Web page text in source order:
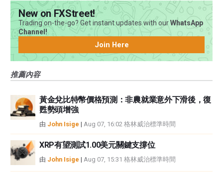
觀點，並不代表FXStreet或其廣告商的官方政策或立場。作者不對本頁連結的
資訊負責。
如果文章正文中沒有明確提到，在撰寫本文時，作者在本文中提到的任何股票
中都沒有頭寸，也沒有與文中提到的任何公司有業務關係。除了FXStreet，作
者沒有收到撰寫這篇文章的報酬。
性不作任何陳述。FXStreet和作者將不承擔任何錯誤，遺漏或任何損失，傷害
FXStreet並非註冊投資顧問，本文內容無意提供任何投資建議。
New on FXStreet!
Trading on-the-go? Get instant updates with ourWhatsApp
Channel!
Join Here
推薦內容
黃金兌比特幣價格預測：非農就業意外下滑後，復
甦勢頭增強
由 John Isige | Aug 07, 16:02 格林威治標準時間
XRP有望測試1.00美元關鍵支撐位
由 John Isige | Aug 07, 15:31 格林威治標準時間